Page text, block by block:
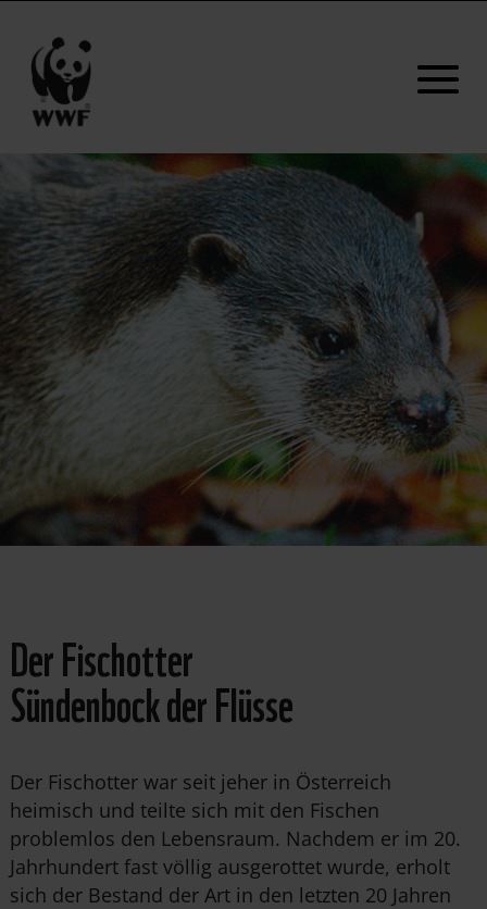
Der Fischotter
Sündenbock der Flüsse
Der Fischotter war seit jeher in Österreich
heimisch und teilte sich mit den Fischen
problemlos den Lebensraum. Nachdem er im 20.
Jahrhundert fast völlig ausgerottet wurde, erholt
sich der Bestand der Art in den letzten 20 Jahren